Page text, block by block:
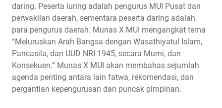
daring. Peserta luring adalah pengurus MUI Pusat dan
perwakilan daerah, sementara peserta daring adalah
para pengurus daerah. Munas X MUI mengangkat tema
“Meluruskan Arah Bangsa dengan Wasathiyatul Islam,
Pancasila, dan UUD NRI 1945, secara Murni, dan
Konsekuen.” Munas X MUI akan membahas sejumlah
agenda penting antara lain fatwa, rekomendasi, dan
pergantian kepengurusan dan puncak pimpinan.